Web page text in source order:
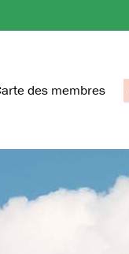
des membres